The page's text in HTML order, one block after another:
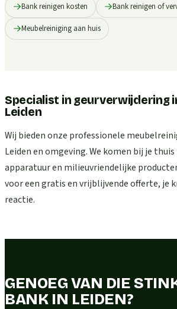
Bank reinigen kosten Bank reinigen of
Meubelreiniging aan huis
Specialist in geurverwijdering
Leiden
Wij bieden onze professionele
Leiden en omgeving. We komen bij je
apparatuur en milieuvriendelijke
voor een gratis en vrijblijvende offerte, je
reactie.
GENOEG VAN DIE
BANK IN LEIDEN?